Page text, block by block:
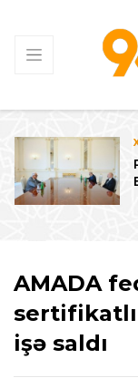
AMADA
işə saldı